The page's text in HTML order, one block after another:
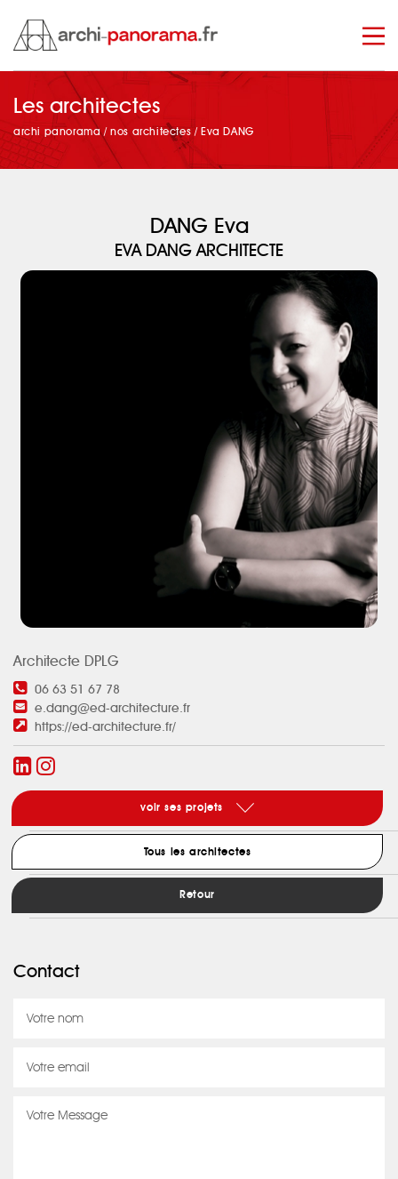
Les architectes
archi panorama /nos architectes / Eva DANG
DANG Eva
EVA DANG ARCHITECTE
Architecte DPLG
06 63 51 67 78
e.dang@ed-architecture.fr
https://ed-architecture.fr/
voir ses projets
Tous les architectes
Retour
Contact